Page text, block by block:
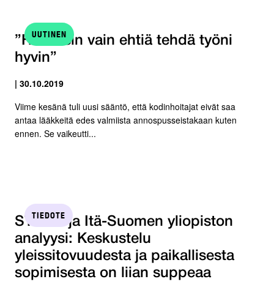
UUTINEN
”Haluaisin vain ehtiä tehdä työni
hyvin”
| 30.10.2019
Viime kesänä tuli uusi sääntö, että kodinhoitajat eivät saa
antaa lääkkeitä edes valmiista annospusseistakaan kuten
ennen. Se vaikeutti...
TIEDOTE
STTK:n ja Itä-Suomen yliopiston
analyysi: Keskustelu
yleissitovuudesta ja paikallisesta
sopimisesta on liian suppeaa